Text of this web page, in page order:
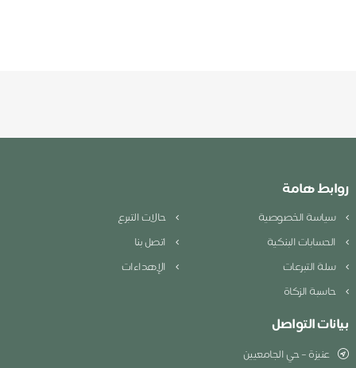
روابط هامة
سياسة الخصوصية
حالات التبرع
الحسابات البنكية
اتصل بنا
سلة التبرعات
الإهداءات
حاسبة الزكاة
بيانات التواصل
عنيزة – حي الجامعيين